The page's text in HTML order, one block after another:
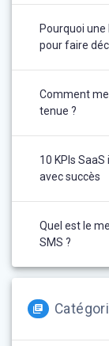
Pourquoi
pour faire
Comment
tenue ?
10 KPIs
avec succès
Quel est le
SMS ?